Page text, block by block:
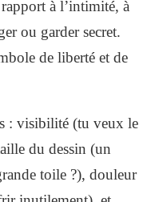
à l’intimité, à
ou garder secret.
de liberté et de
: visibilité (tu veux le
du dessin (un
toile ?), douleur